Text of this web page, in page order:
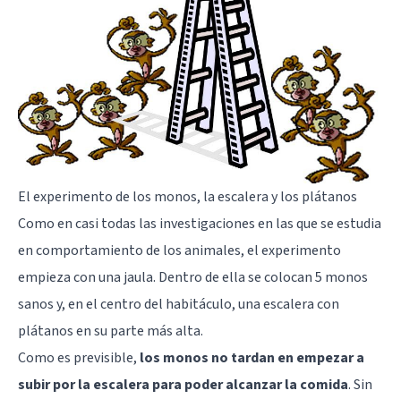
El experimento de los monos, la escalera y los plátanos
Como en casi todas las investigaciones en las que se estudia
en comportamiento de los animales, el experimento
empieza con una jaula. Dentro de ella se colocan 5 monos
sanos y, en el centro del habitáculo, una escalera con
plátanos en su parte más alta.
Como es previsible, los monos no tardan en empezar a
subir por la escalera para poder alcanzar la comida. Sin